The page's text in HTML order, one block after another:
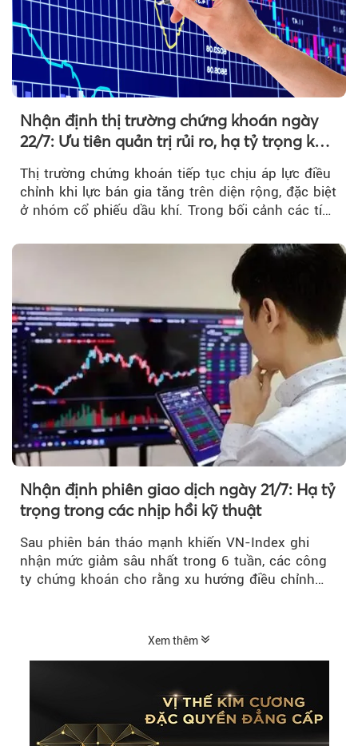
Nhận định thị trường chứng khoán ngày
22/7: Ưu tiên quản trị rủi ro, hạ tỷ trọng khi
Thị trường chứng khoán tiếp tục chịu áp lực điều
chỉnh khi lực bán gia tăng trên diện rộng, đặc biệt
ở nhóm cổ phiếu dầu khí. Trong bối cảnh các tín
Nhận định phiên giao dịch ngày 21/7: Hạ tỷ
trọng trong các nhịp hồi kỹ thuật
Sau phiên bán tháo mạnh khiến VN-Index ghi
nhận mức giảm sâu nhất trong 6 tuần, các công
ty chứng khoán cho rằng xu hướng điều chỉnh
Xem thêm